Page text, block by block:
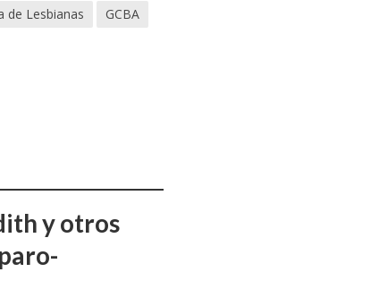
de Lesbianas
GCBA
y otros